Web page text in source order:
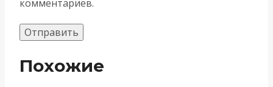
комментариев.
Похожие